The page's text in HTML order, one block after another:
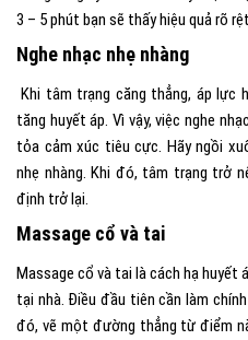
3 – 5 phút bạn sẽ thấy hiệu quả rõ
Nghe nhạc nhẹ nhàng
Khi tâm trạng căng thẳng, áp lực
tăng huyết áp. Vì vậy, việc nghe
tỏa cảm xúc tiêu cực. Hãy ngồi
nhẹ nhàng. Khi đó, tâm trạng trở
định trở lại.
Massage cổ và tai
Massage cổ và tai là cách hạ huyết
tại nhà. Điều đầu tiên cần làm
đó, vẽ một đường thẳng từ điểm